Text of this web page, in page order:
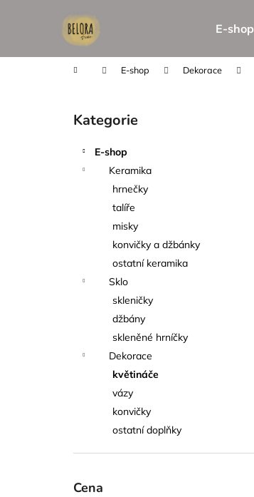
E-shop
Domů E-shop Dekorace
Přeskočit
kategorie
Kategorie
E-shop
Keramika
hrnečky
talíře
misky
konvičky a džbánky
ostatní keramika
Sklo
skleničky
džbány
skleněné hrníčky
Dekorace
květináče
vázy
konvičky
ostatní doplňky
Cena
í
Zpět
do
Zpět
do